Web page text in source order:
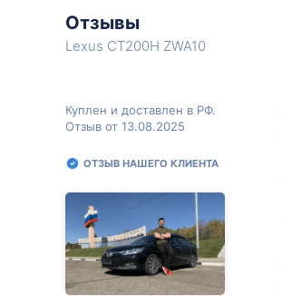
Отзывы
Lexus CT200H ZWA10
Куплен и доставлен в РФ.
Отзыв от 13.08.2025
ОТЗЫВ НАШЕГО КЛИЕНТА